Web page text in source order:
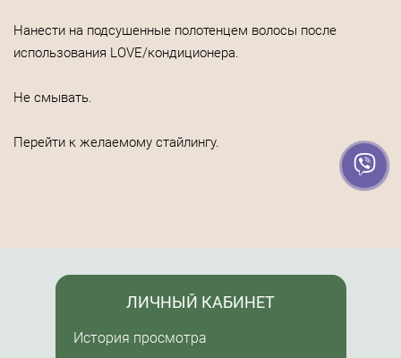
Нанести на подсушенные полотенцем волосы после
использования LOVE/кондиционера.
Не смывать.
Перейти к желаемому стайлингу.
ЛИЧНЫЙ КАБИНЕТ
История просмотра